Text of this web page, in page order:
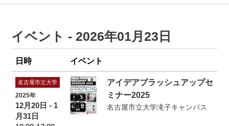
イベント - 2026年01月23日
日時 イベント
名古屋市立大学
2025年
12月20日 - 1
月31日
アイデアブラッシュアップセ
ミナー2025
名古屋市立大学滝子キャンパス